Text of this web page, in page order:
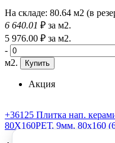
На складе: 80.64 м2 (в
6 640.01 ₽ за м2.
5 976.00 ₽ за м2.
-
м2.
Купить
Акция
+36125 Плитка нап.
80X160РЕТ, 9мм, 80x160